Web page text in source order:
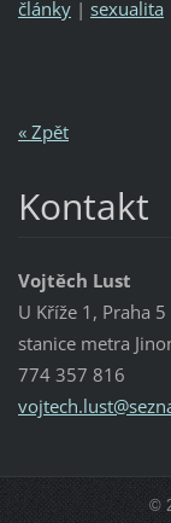
články | sexualita
« Zpět
Kontakt
Vojtěch Lust
U Kříže 1, Praha 5
stanice metra
774 357 816
vojtech.lust@sez
©